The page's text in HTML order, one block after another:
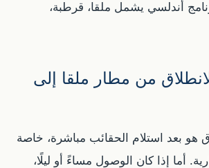
أندلسي يشمل ملقا، قرطبة،
من مطار ملقا إلى
هو بعد استلام الحقائب مباشرة، خاصة
أما إذا كان الوصول مساءً أو ليلًا،